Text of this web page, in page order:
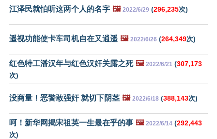
江泽民就怕听这两个人的名字 🖼️ 2022/6/29 (296,235次)
遥视功能使卡车司机自在又逍遥 🖼️ 2022/6/26 (264,349次)
红色特工潘汉年与红色汉奸关露之死 🖼️ 2022/6/21 (307,173
次)
没商量！恶警敢强奸 就切下阴茎 🖼️ 2022/6/18 (388,143次)
呵！新华网揭宋祖英一生最在乎的事 🖼️ 2022/6/14 (292,443
次)